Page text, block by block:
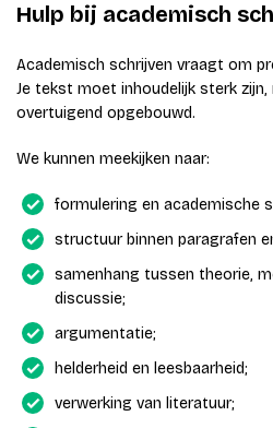
Hulp bij academisch
Academisch schrijven vraagt om
Je tekst moet inhoudelijk sterk zijn,
overtuigend opgebouwd.
We kunnen meekijken naar:
formulering en academische
structuur binnen paragrafen
samenhang tussen theorie,
discussie;
argumentatie;
helderheid en leesbaarheid;
verwerking van literatuur;